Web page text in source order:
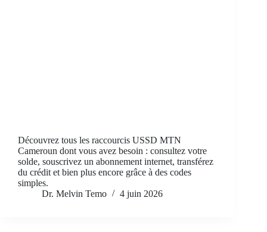
Découvrez tous les raccourcis USSD MTN
Cameroun dont vous avez besoin : consultez votre
solde, souscrivez un abonnement internet, transférez
du crédit et bien plus encore grâce à des codes
simples.
Dr. Melvin Temo
4 juin 2026